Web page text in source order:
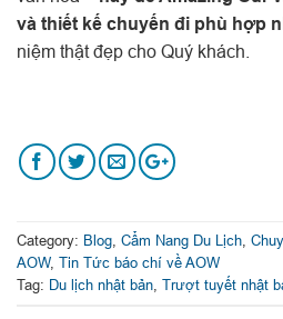
và thiết kế chuyến đi phù hợp
niệm thật đẹp cho Quý khách.
Category: Blog, Cẩm Nang Du Lịch,
AOW, Tin Tức báo chí về AOW
Tag: Du lịch nhật bản, Trượt tuyết nhật